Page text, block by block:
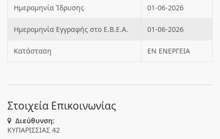
Ημερομηνία Ίδρυσης 01-06-2026
Ημερομηνία Εγγραφής στο Ε.Β.Ε.Α. 01-06-2026
Κατάσταση ΕΝ ΕΝΕΡΓΕΙΑ
Στοιχεία Επικοινωνίας
Διεύθυνση:
ΚΥΠΑΡΙΣΣΙΑΣ 42